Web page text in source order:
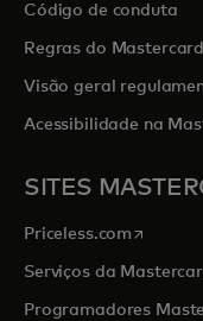
Código de conduta
Regras do
Visão geral
Acessibilidade na
SITES
Priceless.com opens in
Serviços da
Programadores